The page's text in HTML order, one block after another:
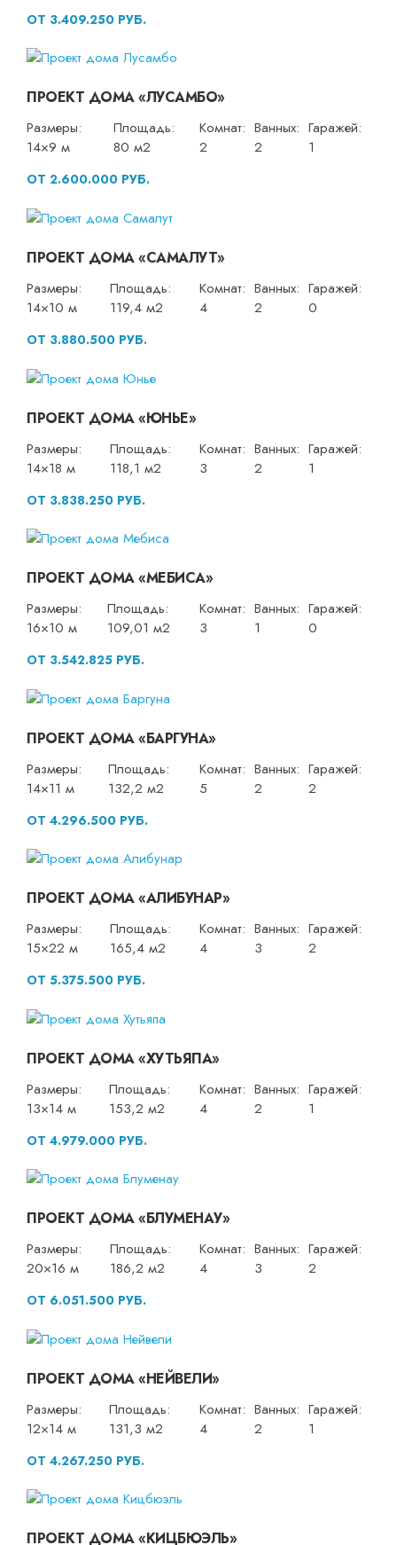
ОТ 3.409.250 РУБ.
ПРОЕКТ ДОМА «ЛУСАМБО»
Размеры:
14×9 м
Площадь:
80 м2
Комнат:
2
Ванных:
2
Гаражей:
1
ОТ 2.600.000 РУБ.
ПРОЕКТ ДОМА «САМАЛУТ»
Размеры:
14×10 м
Площадь:
119,4 м2
Комнат:
4
Ванных:
2
Гаражей:
0
ОТ 3.880.500 РУБ.
ПРОЕКТ ДОМА «ЮНЬЕ»
Размеры:
14×18 м
Площадь:
118,1 м2
Комнат:
3
Ванных:
2
Гаражей:
1
ОТ 3.838.250 РУБ.
ПРОЕКТ ДОМА «МЕБИСА»
Размеры:
16×10 м
Площадь:
109,01 м2
Комнат:
3
Ванных:
1
Гаражей:
0
ОТ 3.542.825 РУБ.
ПРОЕКТ ДОМА «БАРГУНА»
Размеры:
14×11 м
Площадь:
132,2 м2
Комнат:
5
Ванных:
2
Гаражей:
2
ОТ 4.296.500 РУБ.
ПРОЕКТ ДОМА «АЛИБУНАР»
Размеры:
15×22 м
Площадь:
165,4 м2
Комнат:
4
Ванных:
3
Гаражей:
2
ОТ 5.375.500 РУБ.
ПРОЕКТ ДОМА «ХУТЬЯПА»
Размеры:
13×14 м
Площадь:
153,2 м2
Комнат:
4
Ванных:
2
Гаражей:
1
ОТ 4.979.000 РУБ.
ПРОЕКТ ДОМА «БЛУМЕНАУ»
Размеры:
20×16 м
Площадь:
186,2 м2
Комнат:
4
Ванных:
3
Гаражей:
2
ОТ 6.051.500 РУБ.
ПРОЕКТ ДОМА «НЕЙВЕЛИ»
Размеры:
12×14 м
Площадь:
131,3 м2
Комнат:
4
Ванных:
2
Гаражей:
1
ОТ 4.267.250 РУБ.
ПРОЕКТ ДОМА «КИЦБЮЭЛЬ»